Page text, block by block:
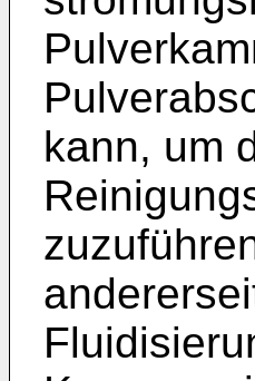
kann, um